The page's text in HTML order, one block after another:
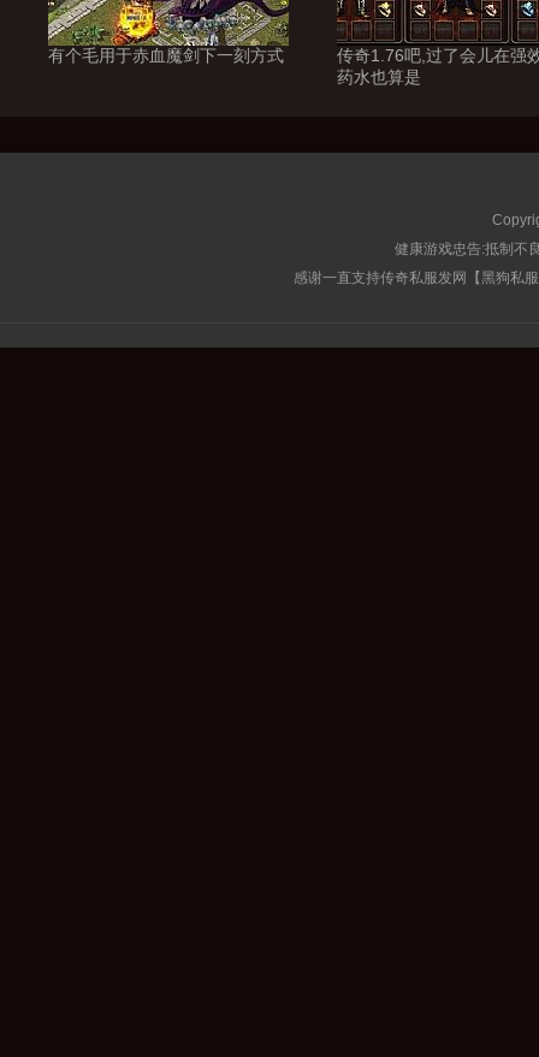
有个毛用于赤血魔剑下一刻方式
传奇1.76吧,过了会儿在强
药水也算是
健康游戏忠告:抵制不
感谢一直支持传奇私服发网【黑狗私